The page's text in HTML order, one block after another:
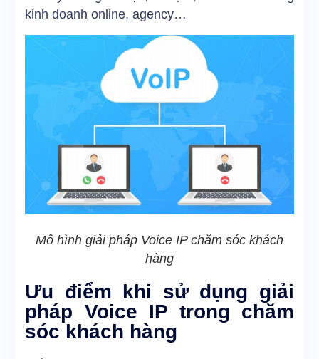
kinh doanh online, agency…
Mô hình giải pháp Voice IP chăm sóc khách
hàng
Ưu điểm khi sử dụng giải
pháp Voice IP trong chăm
sóc khách hàng